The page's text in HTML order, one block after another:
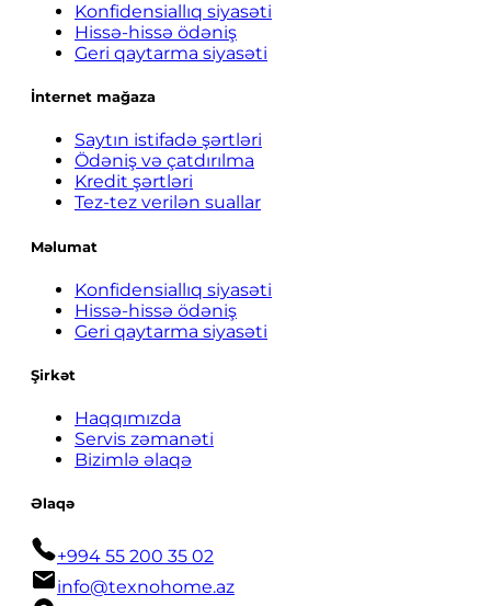
Konfidensiallıq siyasəti
Hissə-hissə ödəniş
Geri qaytarma siyasəti
İnternet mağaza
Saytın istifadə şərtləri
Ödəniş və çatdırılma
Kredit şərtləri
Tez-tez verilən suallar
Məlumat
Konfidensiallıq siyasəti
Hissə-hissə ödəniş
Geri qaytarma siyasəti
Şirkət
Haqqımızda
Servis zəmanəti
Bizimlə əlaqə
Əlaqə
+994 55 200 35 02
info@texnohome.az